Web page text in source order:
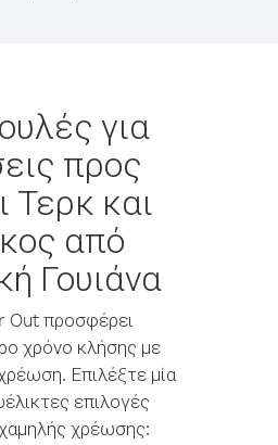
για
προς
Τερκ και
από
Γουιάνα
Out προσφέρει
χρόνο κλήσης με
Επιλέξτε μία
επιλογές
χρέωσης: